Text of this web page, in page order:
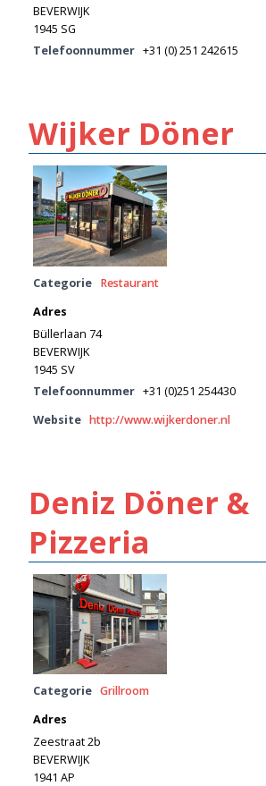
BEVERWIJK
1945 SG
Telefoonnummer +31 (0) 251 242615
Wijker Döner
Categorie Restaurant
Adres
Büllerlaan 74
BEVERWIJK
1945 SV
Telefoonnummer +31 (0)251 254430
Website http://www.wijkerdoner.nl
Deniz Döner &
Pizzeria
Categorie Grillroom
Adres
Zeestraat 2b
BEVERWIJK
1941 AP